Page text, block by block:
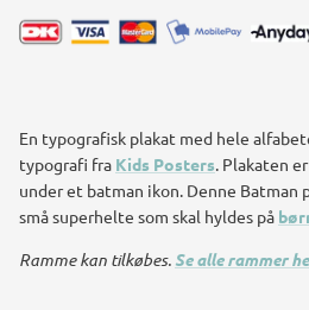
En typografisk plakat med hele
typografi fra Kids Posters. Plakaten
under et batman ikon. Denne Batman
små superhelte som skal hyldes på
Ramme kan tilkøbes. Se alle rammer